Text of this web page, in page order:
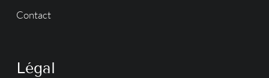
Contact
Légal